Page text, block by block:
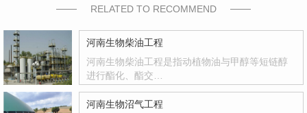
RELATED TO RECOMMEND
河南生物柴油工程
河南生物柴油工程是指动植物油与甲醇等短链醇
进行酯化、酯交…
河南生物沼气工程